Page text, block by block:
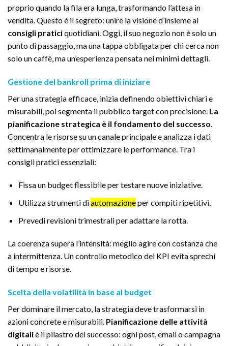
proprio quando la fila era lunga, trasformando l’attesa in
vendita. Questo è il segreto: unire la visione d’insieme ai
consigli praticiquotidiani. Oggi, il suo negozio non è solo un
punto di passaggio, ma una tappa obbligata per chi cerca non
solo un caffè, ma un’esperienza pensata nei minimi dettagli.
Gestione del bankroll prima di iniziare
Per una strategia efficace, inizia definendo obiettivi chiari e
misurabili, poi segmenta il pubblico target con precisione. La
pianificazione strategica è il fondamento del successo
Concentra le risorse su un canale principale e analizza i dati
settimanalmente per ottimizzare le performance. Tra i
consigli pratici essenziali:
Fissa un budget flessibile per testare nuove iniziative.
Utilizza strumenti diautomazioneper compiti ripetitivi.
Prevedi revisioni trimestrali per adattare la rotta.
La coerenza supera l’intensità: meglio agire con costanza che
a intermittenza. Un controllo metodico dei KPI evita sprechi
di tempo e risorse.
Scelta della volatilità in base al budget
Per dominare il mercato, la strategia deve trasformarsi in
azioni concrete e misurabili. Pianificazione delle attività
digitaliè il pilastro del successo: ogni post, email o campagna